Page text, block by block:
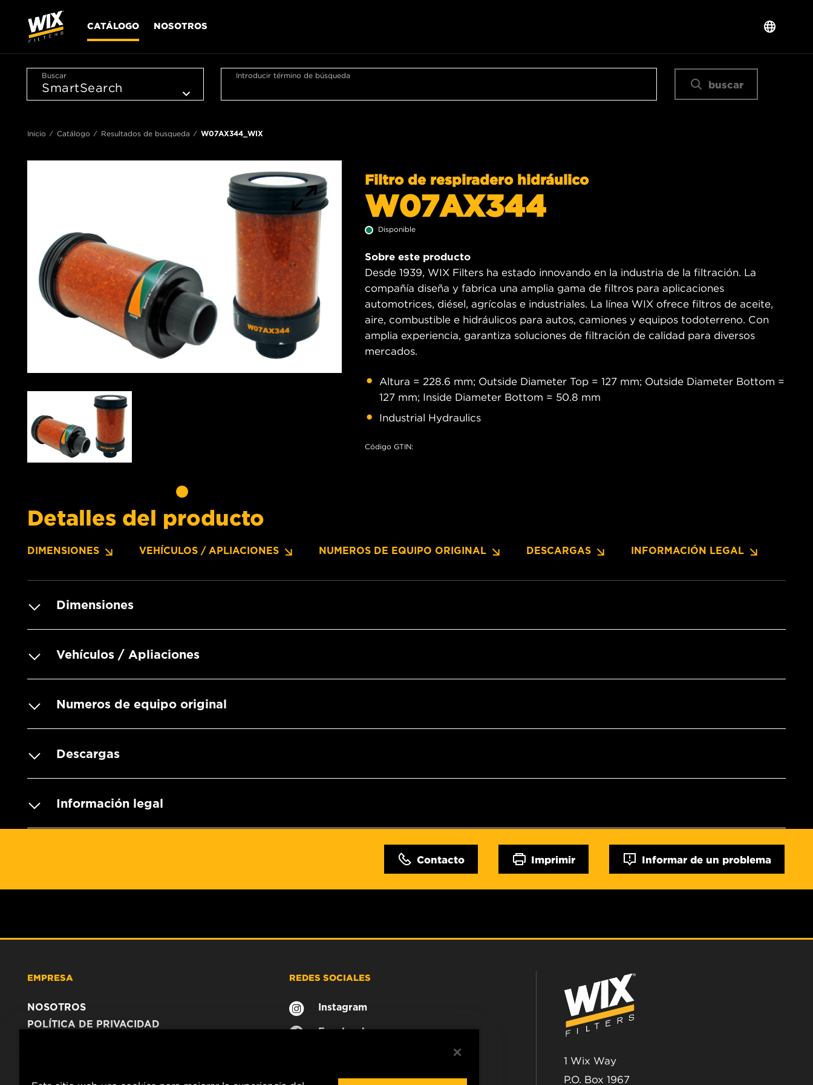
CATÁLOGO NOSOTROS
Buscar Introducir término de búsqueda
buscar
Inicio Catálogo Resultados de busqueda W07AX344_WIX
Filtro de respiradero hidráulico
W07AX344
Disponible
Sobre este producto
Desde 1939, WIX Filters ha estado innovando en la industria de la filtración. La
compañía diseña y fabrica una amplia gama de filtros para aplicaciones
automotrices, diésel, agrícolas e industriales. La línea WIX ofrece filtros de aceite,
aire, combustible e hidráulicos para autos, camiones y equipos todoterreno. Con
amplia experiencia, garantiza soluciones de filtración de calidad para diversos
mercados.
Altura = 228.6 mm; Outside Diameter Top = 127 mm; Outside Diameter Bottom =
127 mm; Inside Diameter Bottom = 50.8 mm
Industrial Hydraulics
Código GTIN:
Detalles del producto
DIMENSIONES VEHÍCULOS / APLIACIONES NUMEROS DE EQUIPO ORIGINAL DESCARGAS INFORMACIÓN LEGAL
Dimensiones
Vehículos / Apliaciones
Numeros de equipo original
Descargas
Información legal
Contacto Imprimir Informar de un problema
EMPRESA
NOSOTROS
POLÍTICA DE PRIVACIDAD
REDES SOCIALES
Instagram
Facebook
1 Wix Way
P.O. Box 1967